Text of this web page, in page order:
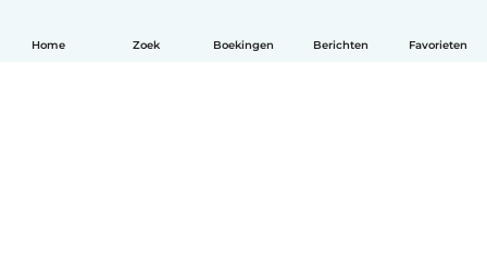
Home Zoek Boekingen Berichten Favorieten